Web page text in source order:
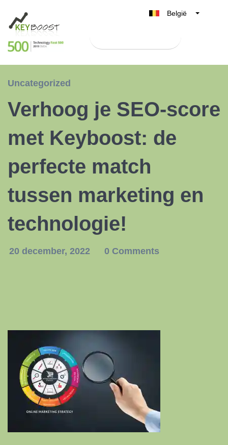
België
Nederland
España
Uncategorized
Verhoog je SEO-score
met Keyboost: de
perfecte match
tussen marketing en
technologie!
20 december, 2022 0 Comments